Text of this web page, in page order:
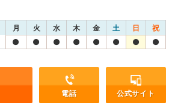
月 火 水 木 金 土 日 祝
電話 公式サイト